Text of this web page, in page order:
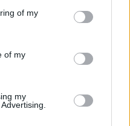
You may click to
its third-party tags to
purposes in below Google
of my
of my
my
hiszen a rajongók
fogják
csökkenni.